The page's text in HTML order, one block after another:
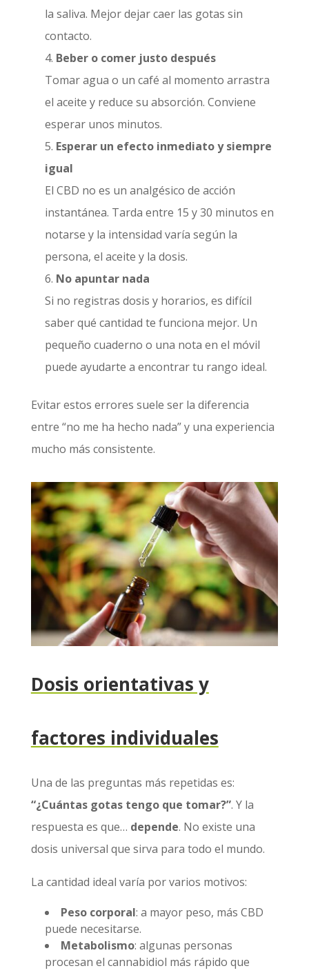
la saliva. Mejor dejar caer las gotas sin
contacto.
Beber o comer justo después
Tomar agua o un café al momento arrastra
el aceite y reduce su absorción. Conviene
esperar unos minutos.
Esperar un efecto inmediato y siempre
igual
El CBD no es un analgésico de acción
instantánea. Tarda entre 15 y 30 minutos en
notarse y la intensidad varía según la
persona, el aceite y la dosis.
No apuntar nada
Si no registras dosis y horarios, es difícil
saber qué cantidad te funciona mejor. Un
pequeño cuaderno o una nota en el móvil
puede ayudarte a encontrar tu rango ideal.
Evitar estos errores suele ser la diferencia
entre “no me ha hecho nada” y una experiencia
mucho más consistente.
Dosis orientativas y
factores individuales
Una de las preguntas más repetidas es:
“¿Cuántas gotas tengo que tomar?”. Y la
respuesta es que… depende. No existe una
dosis universal que sirva para todo el mundo.
La cantidad ideal varía por varios motivos:
Peso corporal: a mayor peso, más CBD
puede necesitarse.
Metabolismo: algunas personas
procesan el cannabidiol más rápido que